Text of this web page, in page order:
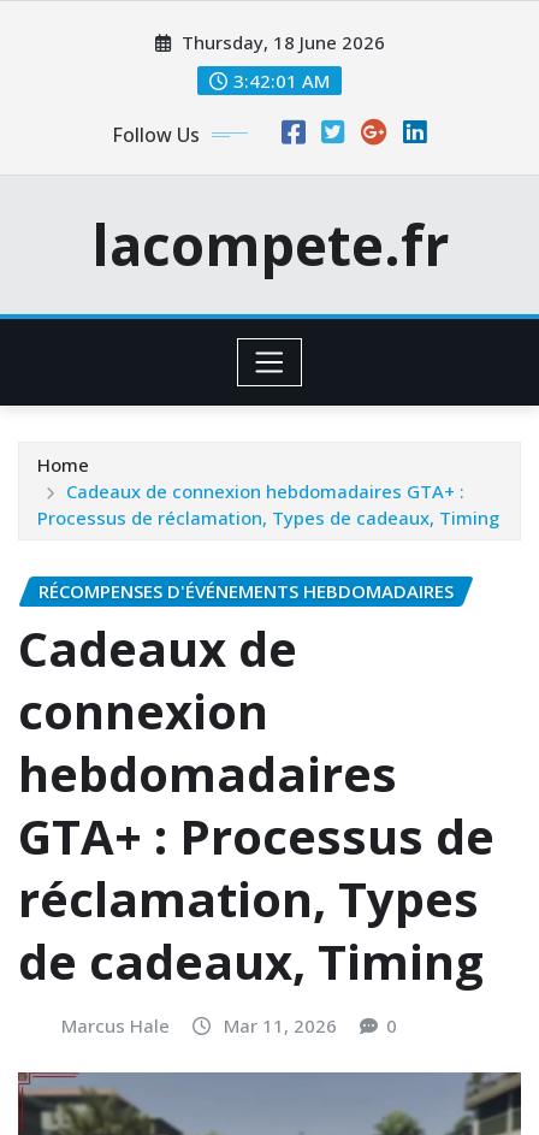
Thursday, 18 June 2026
3:42:02 AM
Follow Us
lacompete.fr
Home
Cadeaux de connexion hebdomadaires GTA+ :
Processus de réclamation, Types de cadeaux, Timing
RÉCOMPENSES D'ÉVÉNEMENTS HEBDOMADAIRES
Cadeaux de
connexion
hebdomadaires
GTA+ : Processus de
réclamation, Types
de cadeaux, Timing
Marcus Hale Mar 11, 2026 0